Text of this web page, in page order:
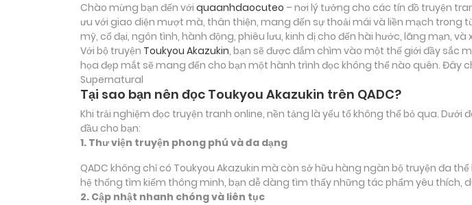
Chào mừng bạn đến với quaanhdaocuteo – nơi lý tưởng cho các tín đồ truyện
ưu với giao diện mượt mà, thân thiện, mang đến sự thoải mái và liền mạch trong
mỹ, cổ đại, ngôn tình, hành động, phiêu lưu, kinh dị cho đến hài hước, lãng mạn,
Với bộ truyện Toukyou Akazukin, bạn sẽ được đắm chìm vào một thế giới đầy sắc
họa đẹp mắt sẽ mang đến cho bạn một hành trình đọc không thể nào quên. Đây
Supernatural
Tại sao bạn nên đọc Toukyou Akazukin trên QADC?
Khi trải nghiệm đọc truyện tranh online, nền tảng là yếu tố không thể bỏ qua.
đầu cho bạn:
1. Thư viện truyện phong phú và đa dạng
QADC không chỉ có Toukyou Akazukin mà còn sở hữu hàng ngàn bộ truyện đa
hệ thống tìm kiếm thông minh, bạn dễ dàng tìm thấy những tác phẩm yêu thích,
2. Cập nhật nhanh chóng và liên tục